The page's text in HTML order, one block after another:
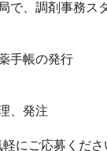
で、調剤事務ス
手帳の発行
、発注
にご応募くださ